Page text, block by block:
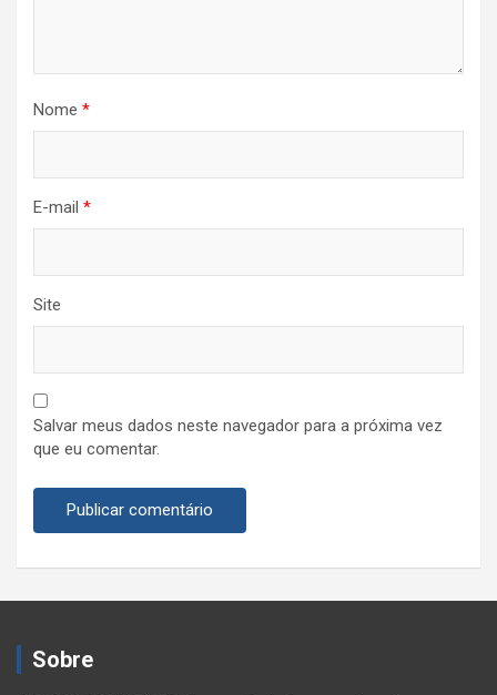
Nome *
E-mail *
Site
Salvar meus dados neste navegador para a próxima vez
que eu comentar.
Sobre